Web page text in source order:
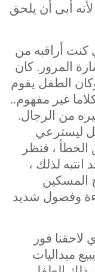
أبى أن يلحق
كنت أراقبه من
المرور. كان
الطفل يقوم
غير مفهوم..
من الرجال.
ليسترعي
الخطأ ، فنظر
لذلك ،
المسكين
وفضول شديد
لاحقنا فور
ميداليات